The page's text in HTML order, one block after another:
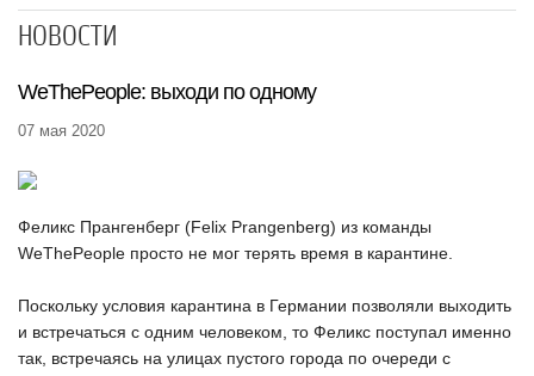
НОВОСТИ
WeThePeople: выходи по одному
07 мая 2020
Феликс Прангенберг (Felix Prangenberg) из команды
WeThePeople просто не мог терять время в карантине.
Поскольку условия карантина в Германии позволяли выходить
и встречаться с одним человеком, то Феликс поступал именно
так, встречаясь на улицах пустого города по очереди с